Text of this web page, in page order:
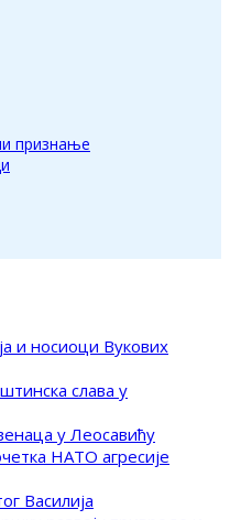
признање
и носиоци Вукових
слава у
у Леосавићу
НАТО агресије
Василија